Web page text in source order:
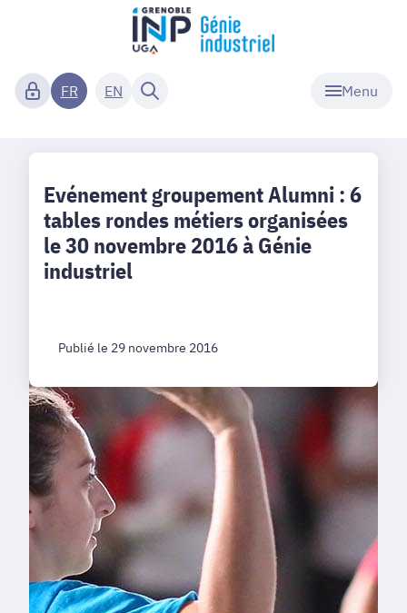
Menu
FR EN
Evénement groupement Alumni : 6
tables rondes métiers organisées
le 30 novembre 2016 à Génie
industriel
Publié le 29 novembre 2016